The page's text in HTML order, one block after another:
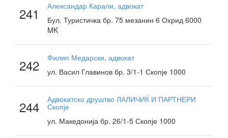
241
Александар Карали, адвокат
Бул. Туристичка бр. 75 мезанин 6 Охрид 6000
MK
242
Филип Медарски, адвокат
ул. Васил Главинов бр. 3/1-1 Скопје 1000
244 Адвокатско друштво ЛАЛИЧИЌ И ПАРТНЕРИ
Скопје
ул. Македонија бр. 26/1-5 Скопје 1000